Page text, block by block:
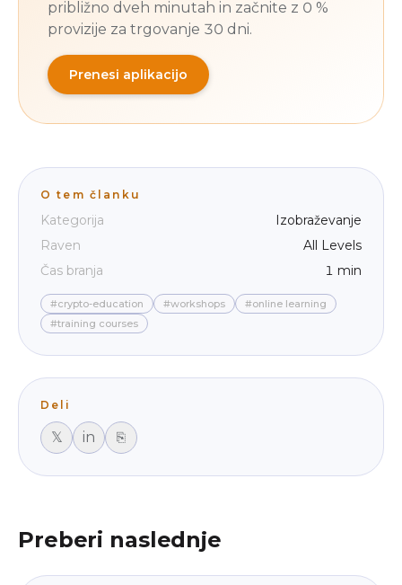
približno dveh minutah in začnite z 0 %
provizije za trgovanje 30 dni.
Prenesi aplikacijo
O tem članku
Kategorija
Izobraževanje
Raven
All Levels
Čas branja
1 min
#crypto-education #workshops
#online learning
#training courses
Deli
𝕏 in ⎘
Preberi naslednje